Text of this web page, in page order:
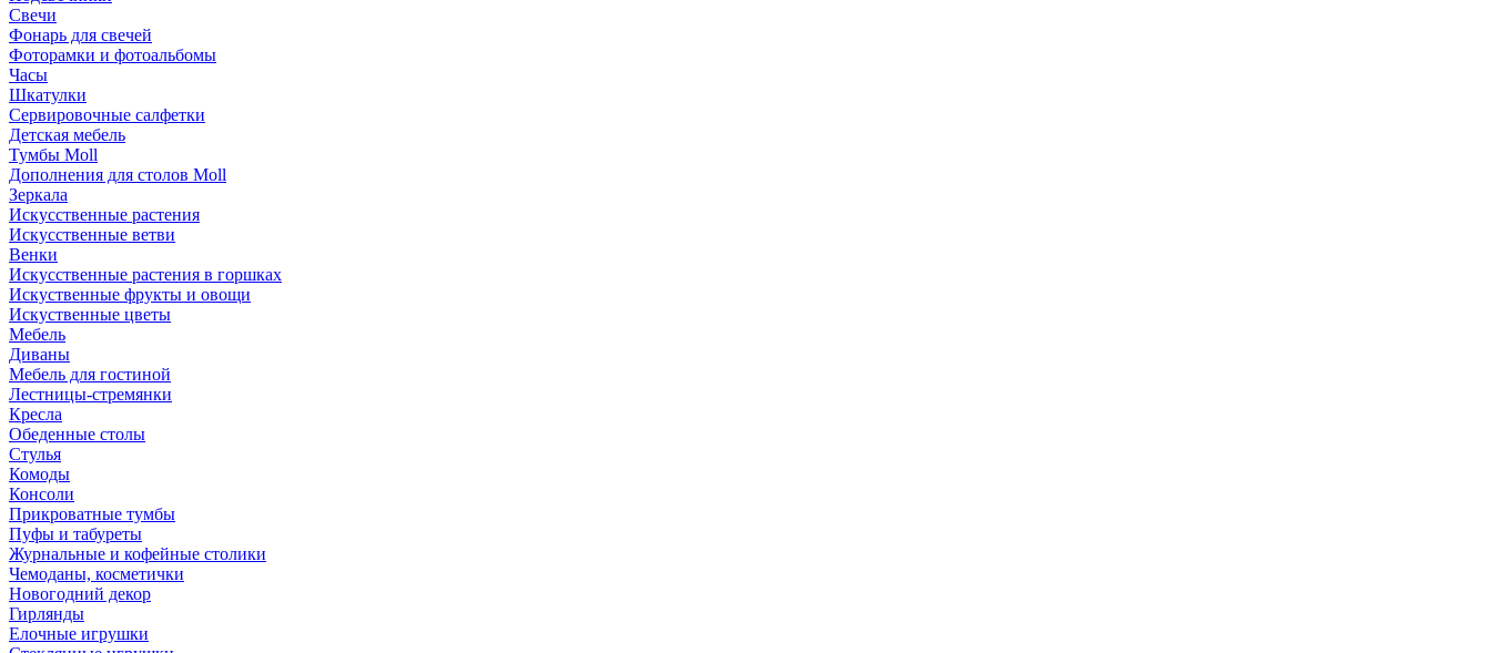
Свечи
Фонарь для свечей
Фоторамки и фотоальбомы
Часы
Шкатулки
Сервировочные салфетки
Детская мебель
Тумбы Moll
Дополнения для столов Moll
Зеркала
Искусственные растения
Искусственные ветви
Венки
Искусственные растения в горшках
Искуственные фрукты и овощи
Искуственные цветы
Мебель
Диваны
Мебель для гостиной
Лестницы-стремянки
Кресла
Обеденные столы
Стулья
Комоды
Консоли
Прикроватные тумбы
Пуфы и табуреты
Журнальные и кофейные столики
Чемоданы, косметички
Новогодний декор
Гирлянды
Елочные игрушки